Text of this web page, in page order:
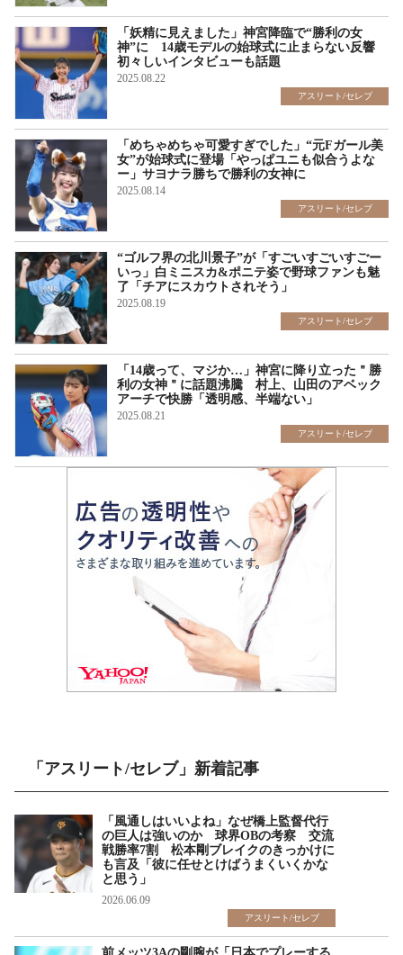
「妖精に見えました」神宮降臨で“勝利の女
神”に 14歳モデルの始球式に止まらない反響
初々しいインタビューも話題
2025.08.22
アスリート/セレブ
「めちゃめちゃ可愛すぎでした」“元Fガール美
女”が始球式に登場「やっぱユニも似合うよな
ー」サヨナラ勝ちで勝利の女神に
2025.08.14
アスリート/セレブ
“ゴルフ界の北川景子”が「すごいすごいすごー
いっ」白ミニスカ&ポニテ姿で野球ファンも魅
了「チアにスカウトされそう」
2025.08.19
アスリート/セレブ
「14歳って、マジか…」神宮に降り立った＂勝
利の女神＂に話題沸騰 村上、山田のアベック
アーチで快勝「透明感、半端ない」
2025.08.21
アスリート/セレブ
「アスリート/セレブ」新着記事
「風通しはいいよね」なぜ橋上監督代行
の巨人は強いのか 球界OBの考察 交流
戦勝率7割 松本剛ブレイクのきっかけに
も言及「彼に任せとけばうまくいくかな
と思う」
2026.06.09
アスリート/セレブ